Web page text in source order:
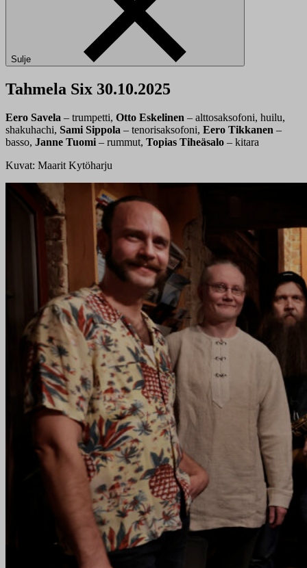
Sulje
Tahmela Six 30.10.2025
Eero Savela – trumpetti, Otto Eskelinen – alttosaksofoni, huilu,
shakuhachi, Sami Sippola – tenorisaksofoni, Eero Tikkanen –
basso, Janne Tuomi – rummut, Topias Tiheäsalo – kitara
Kuvat: Maarit Kytöharju